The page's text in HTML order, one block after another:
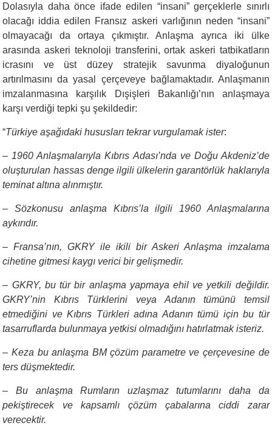
Dolasıyla daha önce ifade edilen “insani” gerçeklerle sınırlı
olacağı iddia edilen Fransız askeri varlığının neden “insani”
olmayacağı da ortaya çıkmıştır. Anlaşma ayrıca iki ülke
arasında askeri teknoloji transferini, ortak askeri tatbikatların
icrasını ve üst düzey stratejik savunma diyaloğunun
artırılmasını da yasal çerçeveye bağlamaktadır. Anlaşmanın
imzalanmasına karşılık Dışişleri Bakanlığı’nın anlaşmaya
karşı verdiği tepki şu şekildedir:
“Türkiye aşağıdaki hususları tekrar vurgulamak ister:
– 1960 Anlaşmalarıyla Kıbrıs Adası’nda ve Doğu Akdeniz’de
oluşturulan hassas denge ilgili ülkelerin garantörlük haklarıyla
teminat altına alınmıştır.
– Sözkonusu anlaşma Kıbrıs’la ilgili 1960 Anlaşmalarına
aykırıdır.
– Fransa’nın, GKRY ile ikili bir Askeri Anlaşma imzalama
cihetine gitmesi kaygı verici bir gelişmedir.
– GKRY, bu tür bir anlaşma yapmaya ehil ve yetkili değildir.
GKRY’nin Kıbrıs Türklerini veya Adanın tümünü temsil
etmediğini ve Kıbrıs Türkleri adına Adanın tümü için bu tür
tasarruflarda bulunmaya yetkisi olmadığını hatırlatmak isteriz.
– Keza bu anlaşma BM çözüm parametre ve çerçevesine de
ters düşmektedir.
– Bu anlaşma Rumların uzlaşmaz tutumlarını daha da
pekiştirecek ve kapsamlı çözüm çabalarına ciddi zarar
verecektir.